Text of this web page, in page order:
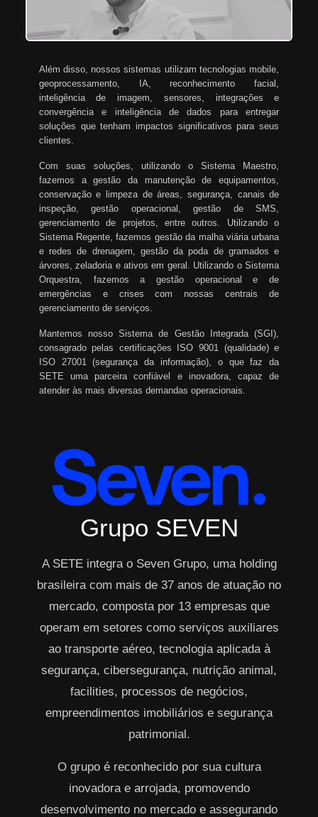
Além disso, nossos sistemas utilizam tecnologias mobile,
geoprocessamento, IA, reconhecimento facial,
inteligência de imagem, sensores, integrações e
convergência e inteligência de dados para entregar
soluções que tenham impactos significativos para seus
clientes.
Com suas soluções, utilizando o Sistema Maestro,
fazemos a gestão da manutenção de equipamentos,
conservação e limpeza de áreas, segurança, canais de
inspeção, gestão operacional, gestão de SMS,
gerenciamento de projetos, entre outros. Utilizando o
Sistema Regente, fazemos gestão da malha viária urbana
e redes de drenagem, gestão da poda de gramados e
árvores, zeladoria e ativos em geral. Utilizando o Sistema
Orquestra, fazemos a gestão operacional e de
emergências e crises com nossas centrais de
gerenciamento de serviços.
Mantemos nosso Sistema de Gestão Integrada (SGI),
consagrado pelas certificações ISO 9001 (qualidade) e
ISO 27001 (segurança da informação), o que faz da
SETE uma parceira confiável e inovadora, capaz de
atender às mais diversas demandas operacionais.
Grupo SEVEN
A SETE integra o Seven Grupo, uma holding
brasileira com mais de 37 anos de atuação no
mercado, composta por 13 empresas que
operam em setores como serviços auxiliares
ao transporte aéreo, tecnologia aplicada à
segurança, cibersegurança, nutrição animal,
facilities, processos de negócios,
empreendimentos imobiliários e segurança
patrimonial.
O grupo é reconhecido por sua cultura
inovadora e arrojada, promovendo
desenvolvimento no mercado e assegurando